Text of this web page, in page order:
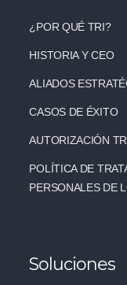
¿POR QUÉ TRI?
HISTORIA Y CEO
ALIADOS
CASOS DE ÉXITO
AUTORIZACIÓN
POLÍTICA DE
PERSONALES DE
Soluciones